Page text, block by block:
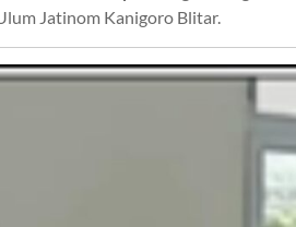
Jatinom Kanigoro Blitar.